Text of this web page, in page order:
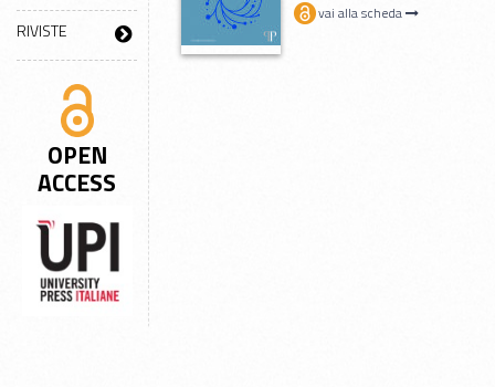
RIVISTE
OPEN
ACCESS
vai alla scheda